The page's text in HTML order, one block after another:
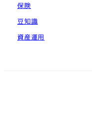
保険
豆知識
資産運用